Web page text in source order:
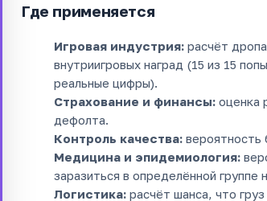
Где применяется
Игровая индустрия: расчёт
внутриигровых наград (15 из 15
реальные цифры).
Страхование и финансы: оценка
дефолта.
Контроль качества: вероятность
Медицина и эпидемиология:
заразиться в определённой группе
Логистика: расчёт шанса, что